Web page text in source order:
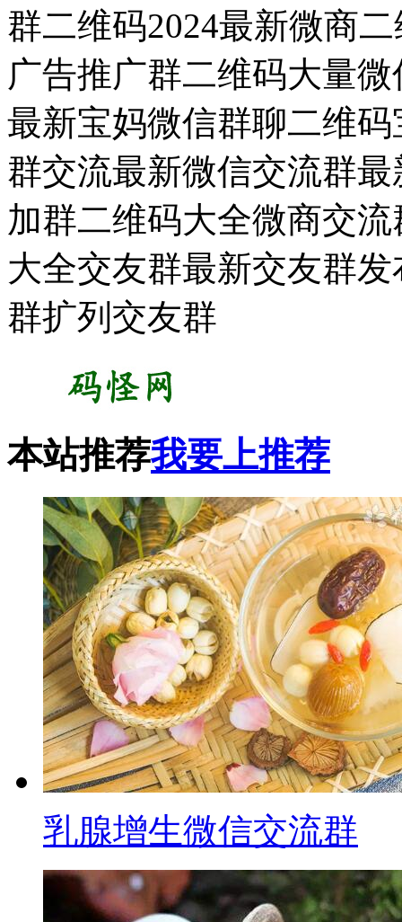
群二维码2024最新微商
广告推广群二维码大量
最新宝妈微信群聊二维
群交流最新微信交流群
加群二维码大全微商交
大全交友群最新交友群
群扩列交友群
本站推荐我要上推荐
乳腺增生微信交流群